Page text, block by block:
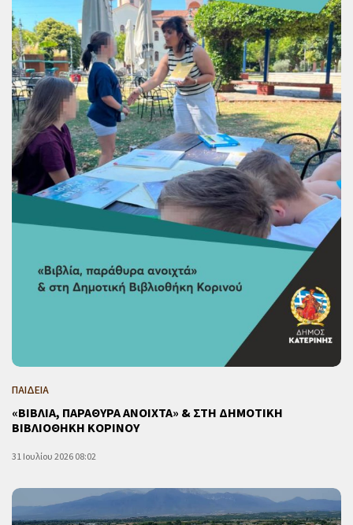
ΠΑΙΔΕΙΑ
«ΒΙΒΛΙΑ, ΠΑΡΑΘΥΡΑ ΑΝΟΙΧΤΑ» & ΣΤΗ ΔΗΜΟΤΙΚΗ
ΒΙΒΛΙΟΘΗΚΗ ΚΟΡΙΝΟΥ
31 Ιουλίου 2026 08:02